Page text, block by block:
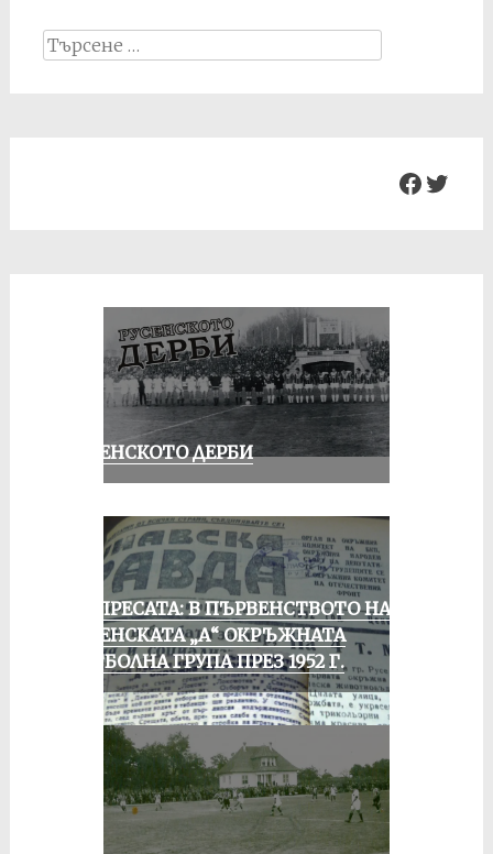
Search
for:
РУСЕНСКОТО ДЕРБИ
ОТ ПРЕСАТА: В ПЪРВЕНСТВОТО НА
РУСЕНСКАТА „А“ ОКРЪЖНАТА
ФУТБОЛНА ГРУПА ПРЕЗ 1952 Г.